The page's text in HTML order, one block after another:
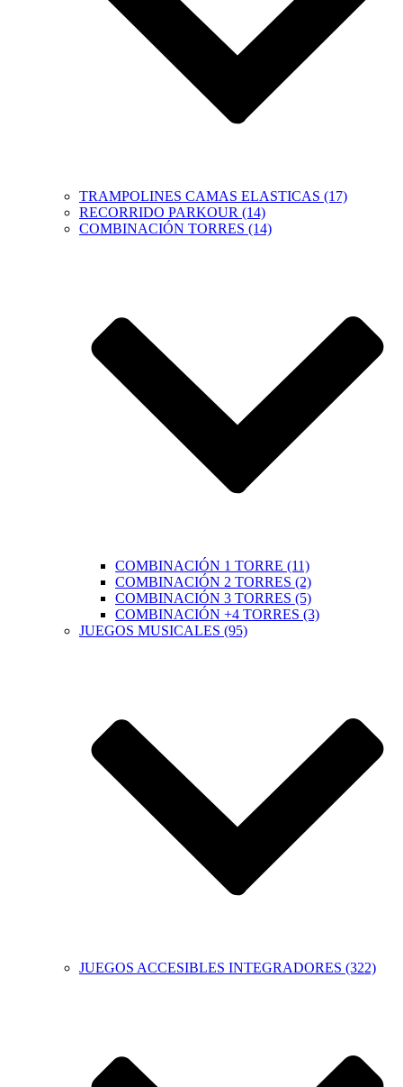
TRAMPOLINES CAMAS ELASTICAS (17)
RECORRIDO PARKOUR (14)
COMBINACIÓN TORRES (14)
COMBINACIÓN 1 TORRE (11)
COMBINACIÓN 2 TORRES (2)
COMBINACIÓN 3 TORRES (5)
COMBINACIÓN +4 TORRES (3)
JUEGOS MUSICALES (95)
JUEGOS ACCESIBLES INTEGRADORES (322)